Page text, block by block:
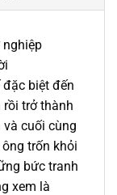
nghiệp
đặc biệt đến
trở thành
cuối cùng
trốn khỏi
bức tranh
xem là